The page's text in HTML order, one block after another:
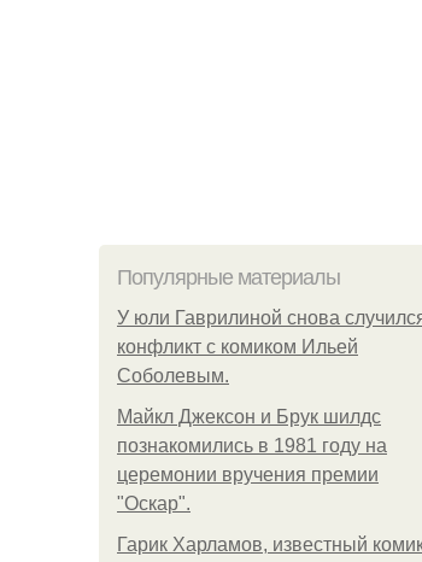
Популярные материалы
У юли Гаврилиной снова
конфликт с комиком Ильей
Соболевым.
Майкл Джексон и Брук шилдс
познакомились в 1981 году на
церемонии вручения премии
"Оскар".
Гарик Харламов, известный